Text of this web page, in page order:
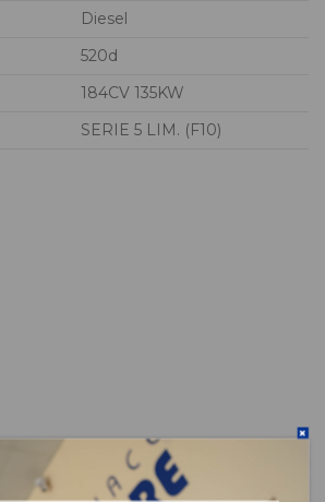
Diesel
520d
184CV 135KW
SERIE 5 LIM. (F10)